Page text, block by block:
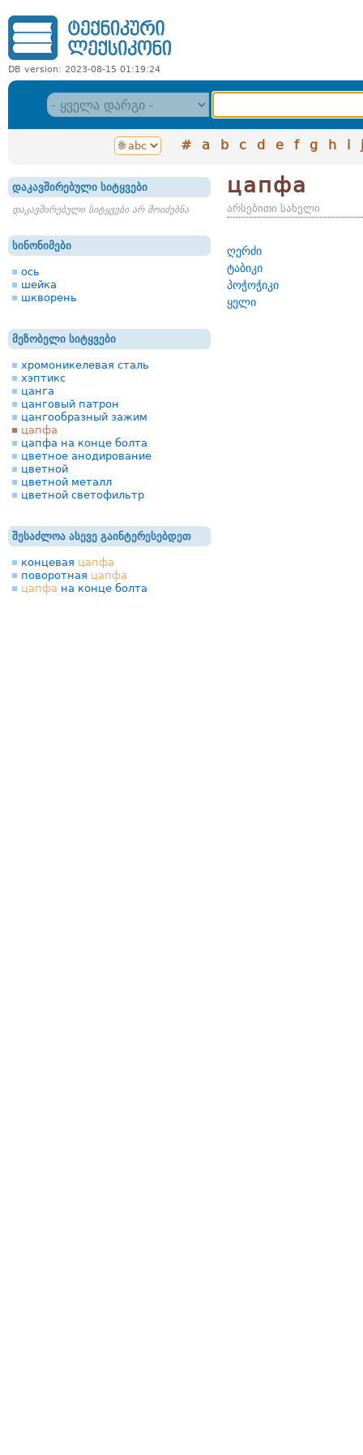
DB version: 2023-08-15 01:19:24
# a b c d e f g h i j
დაკავშირებული სიტყვები
დაკავშირებული სიტყვები არ მოიძებნა
სინონიმები
ось
шейка
шкворень
მეზობელი სიტყვები
хромоникелевая сталь
хэптикс
цанга
цанговый патрон
цангообразный зажим
цапфа
цапфа на конце болта
цветное анодирование
цветной
цветной металл
цветной светофильтр
შესაძლოა ასევე გაინტერესებდეთ
концевая цапфа
поворотная цапфа
цапфа на конце болта
цапфа
არსებითი სახელი
ღერძი
ტაბიკი
პოჭოჭიკი
ყელი